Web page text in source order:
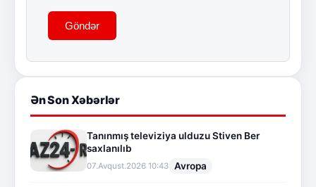
Göndər
Ən Son Xəbərlər
Tanınmış televiziya ulduzu Stiven Ber
saxlanılıb
07.Avqust.2026 10:43 Avropa